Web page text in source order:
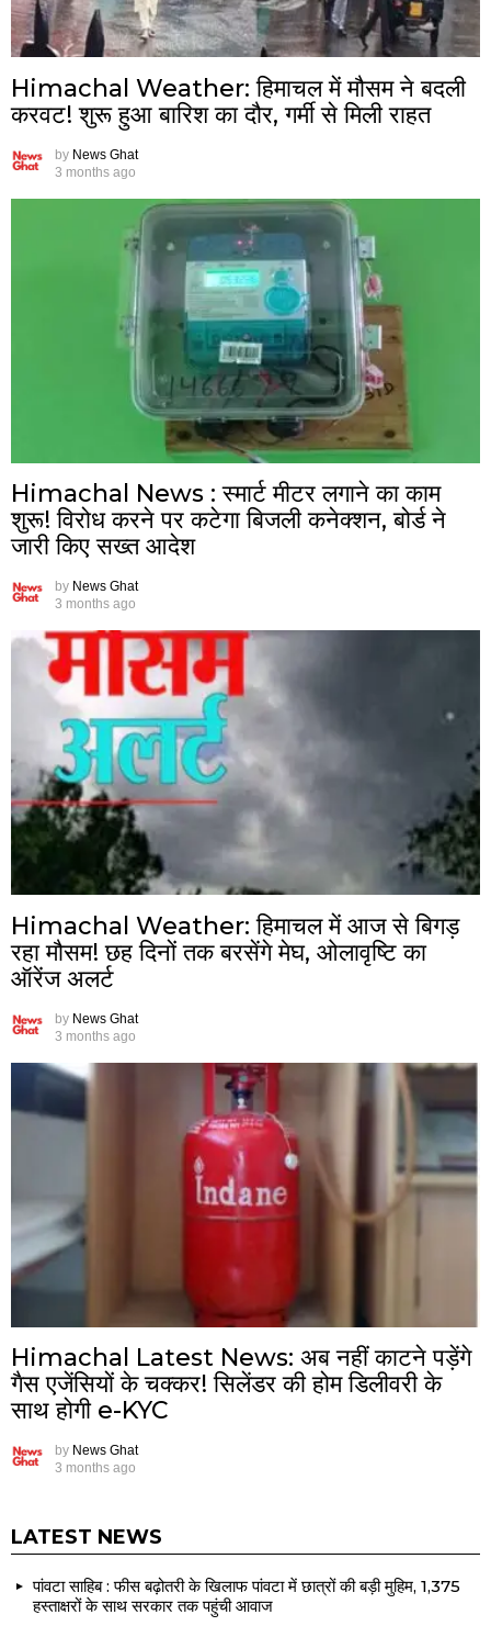
Himachal Weather: हिमाचल में मौसम ने बदली
करवट! शुरू हुआ बारिश का दौर, गर्मी से मिली राहत
by News Ghat
3 months ago
Himachal News : स्मार्ट मीटर लगाने का काम
शुरू! विरोध करने पर कटेगा बिजली कनेक्शन, बोर्ड ने
जारी किए सख्त आदेश
by News Ghat
3 months ago
Himachal Weather: हिमाचल में आज से बिगड़
रहा मौसम! छह दिनों तक बरसेंगे मेघ, ओलावृष्टि का
ऑरेंज अलर्ट
by News Ghat
3 months ago
Himachal Latest News: अब नहीं काटने पड़ेंगे
गैस एजेंसियों के चक्कर! सिलेंडर की होम डिलीवरी के
साथ होगी e-KYC
by News Ghat
3 months ago
LATEST NEWS
पांवटा साहिब : फीस बढ़ोतरी के खिलाफ पांवटा में छात्रों की बड़ी मुहिम, 1,375
हस्ताक्षरों के साथ सरकार तक पहुंची आवाज